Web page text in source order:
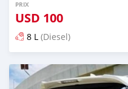
PRIX
USD 100
8 L (Diesel)
Publié il y a 6 mois